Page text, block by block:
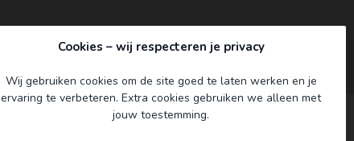
Cookies – wij respecteren je privacy
Wij gebruiken cookies om de site goed te laten werken en je
ervaring te verbeteren. Extra cookies gebruiken we alleen met
jouw toestemming.